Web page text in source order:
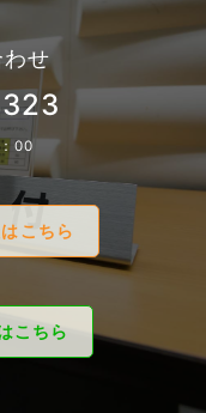
せ
00
こちら
こちら